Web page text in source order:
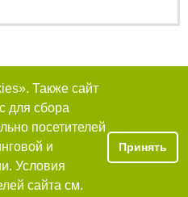
Также сайт
для сбора
посетителей
и
Условия
сайта см.
Принять